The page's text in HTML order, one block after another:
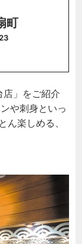
町
」をご紹介
や刺身といっ
ん楽しめる、